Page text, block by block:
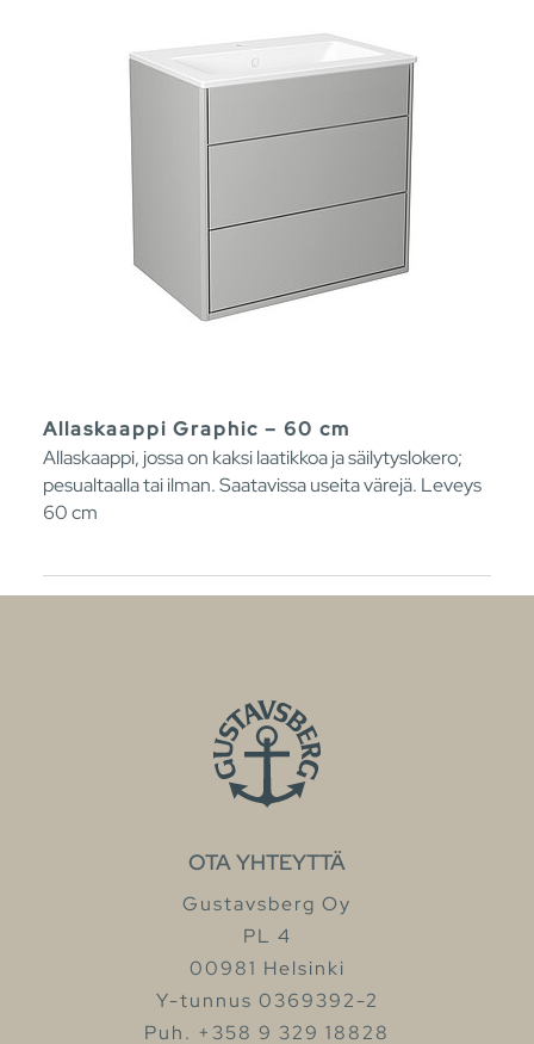
Allaskaappi Graphic – 60 cm
Allaskaappi, jossa on kaksi laatikkoa ja säilytyslokero;
pesualtaalla tai ilman. Saatavissa useita värejä. Leveys
60 cm
OTA YHTEYTTÄ
Gustavsberg Oy
PL 4
00981 Helsinki
Y-tunnus 0369392-2
Puh. +358 9 329 18828